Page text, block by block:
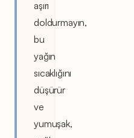
aşırı
doldurmayın,
bu
yağın
sıcaklığını
düşürür
ve
yumuşak,